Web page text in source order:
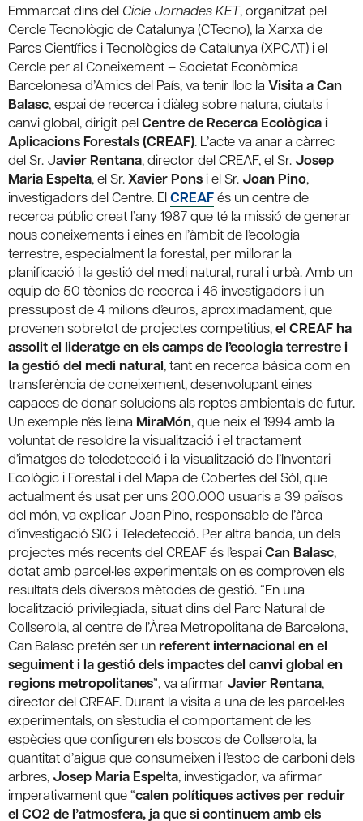
Emmarcat dins del Cicle Jornades KET, organitzat pel
Cercle Tecnològic de Catalunya (CTecno), la Xarxa de
Parcs Científics i Tecnològics de Catalunya (XPCAT) i el
Cercle per al Coneixement – Societat Econòmica
Barcelonesa d’Amics del País, va tenir lloc la Visita a Can
Balasc, espai de recerca i diàleg sobre natura, ciutats i
canvi global, dirigit pelCentre de Recerca Ecològica i
Aplicacions Forestals (CREAF). L’acte va anar a càrrec
del Sr. Javier Rentana, director del CREAF, el Sr. Josep
Maria Espelta, el Sr.Xavier Pons i el Sr. Joan Pino,
investigadors del Centre. ElCREAFés un centre de
recerca públic creat l’any 1987 que té la missió de generar
nous coneixements i eines en l’àmbit de l’ecologia
terrestre, especialment la forestal, per millorar la
planificació i la gestió del medi natural, rural i urbà. Amb un
equip de 50 tècnics de recerca i 46 investigadors i un
pressupost de 4 milions d’euros, aproximadament, que
provenen sobretot de projectes competitius,el CREAF ha
assolit el lideratge en els camps de l’ecologia terrestre i
la gestió del medi natural, tant en recerca bàsica com en
transferència de coneixement, desenvolupant eines
capaces de donar solucions als reptes ambientals de futur.
Un exemple n’és l’eina MiraMón, que neix el 1994 amb la
voluntat de resoldre la visualització i el tractament
d’imatges de teledetecció i la visualització de l’Inventari
Ecològic i Forestal i del Mapa de Cobertes del Sòl, que
actualment és usat per uns 200.000 usuaris a 39 països
del món, va explicar Joan Pino, responsable de l’àrea
d’investigació SIG i Teledetecció. Per altra banda, un dels
projectes més recents del CREAF és l’espaiCan Balasc,
dotat amb parcel•les experimentals on es comproven els
resultats dels diversos mètodes de gestió. “En una
localització privilegiada, situat dins del Parc Natural de
Collserola, al centre de l’Àrea Metropolitana de Barcelona,
Can Balasc pretén ser un referent internacional en el
seguiment i la gestió dels impactes del canvi global en
regions metropolitanes”, va afirmar Javier Rentana,
director del CREAF. Durant la visita a una de les parcel•les
experimentals, on s’estudia el comportament de les
espècies que configuren els boscos de Collserola, la
quantitat d’aigua que consumeixen i l’estoc de carboni dels
arbres, Josep Maria Espelta, investigador, va afirmar
imperativament que “calen polítiques actives per reduir
el CO2 de l’atmosfera, ja que si continuem amb els